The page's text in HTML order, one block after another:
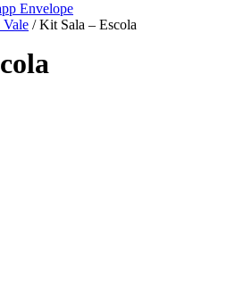
Envelope
Vale / Kit Sala – Escola